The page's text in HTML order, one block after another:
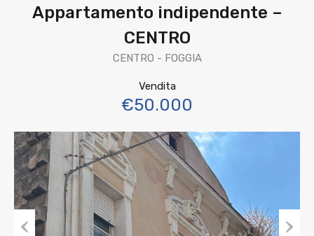
Appartamento indipendente –
CENTRO
CENTRO - FOGGIA
Vendita
€50.000